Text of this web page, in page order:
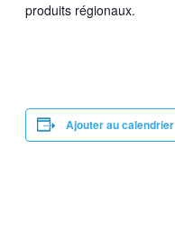
produits régionaux.
Ajouter au calendrier